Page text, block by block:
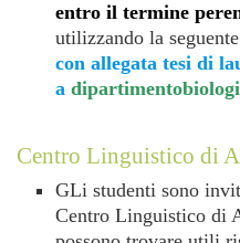
entro il termine
utilizzando la seguente
con allegata tesi di
a
Centro Linguistico di
GLi studenti sono
Centro Linguistico di